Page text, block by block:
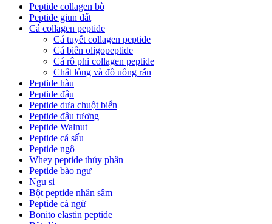
Peptide collagen bò
Peptide giun đất
Cá collagen peptide
Cá tuyết collagen peptide
Cá biển oligopeptide
Cá rô phi collagen peptide
Chất lỏng và đồ uống rắn
Peptide hàu
Peptide đậu
Peptide dưa chuột biển
Peptide đậu tương
Peptide Walnut
Peptide cá sấu
Peptide ngô
Whey peptide thủy phân
Peptide bào ngư
Ngu si
Bột peptide nhân sâm
Peptide cá ngừ
Bonito elastin peptide